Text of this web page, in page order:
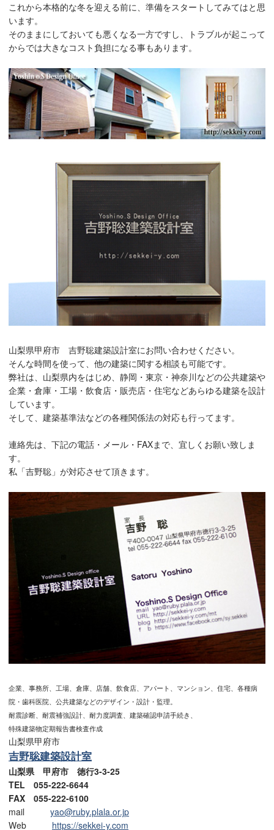
これから本格的な冬を迎える前に、準備をスタートしてみてはと思
います。
そのままにしておいても悪くなる一方ですし、トラブルが起こって
からでは大きなコスト負担になる事もあります。
山梨県甲府市 吉野聡建築設計室にお問い合わせください。
そんな時間を使って、他の建築に関する相談も可能です。
弊社は、山梨県内をはじめ、静岡・東京・神奈川などの公共建築や
企業・倉庫・工場・飲食店・販売店・住宅などあらゆる建築を設計
しています。
そして、建築基準法などの各種関係法の対応も行ってます。
連絡先は、下記の電話・メール・FAXまで、宜しくお願い致しま
す。
私「吉野聡」が対応させて頂きます。
企業、事務所、工場、倉庫、店舗、飲食店、アパート、マンション、住宅、各種病
院・歯科医院、公共建築などのデザイン・設計・監理。
耐震診断、耐震補強設計、耐力度調査、建築確認申請手続き、
特殊建築物定期報告書検査作成
山梨県甲府市
吉野聡建築設計室
山梨県 甲府市 徳行3-3-25
TEL 055-222-6644
FAX 055-222-6100
mail yao@ruby.plala.or.jp
Web https://sekkei-y.com